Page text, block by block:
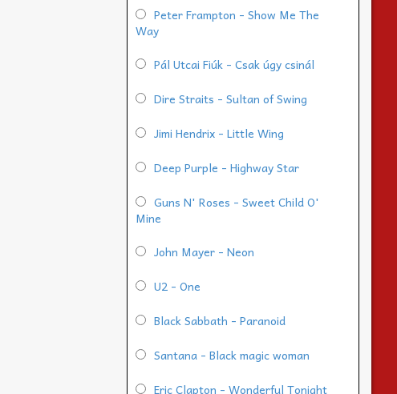
Peter Frampton - Show Me The
Way
Pál Utcai Fiúk - Csak úgy csinál
Dire Straits - Sultan of Swing
Jimi Hendrix - Little Wing
Deep Purple - Highway Star
Guns N' Roses - Sweet Child O'
Mine
John Mayer - Neon
U2 - One
Black Sabbath - Paranoid
Santana - Black magic woman
Eric Clapton - Wonderful Tonight